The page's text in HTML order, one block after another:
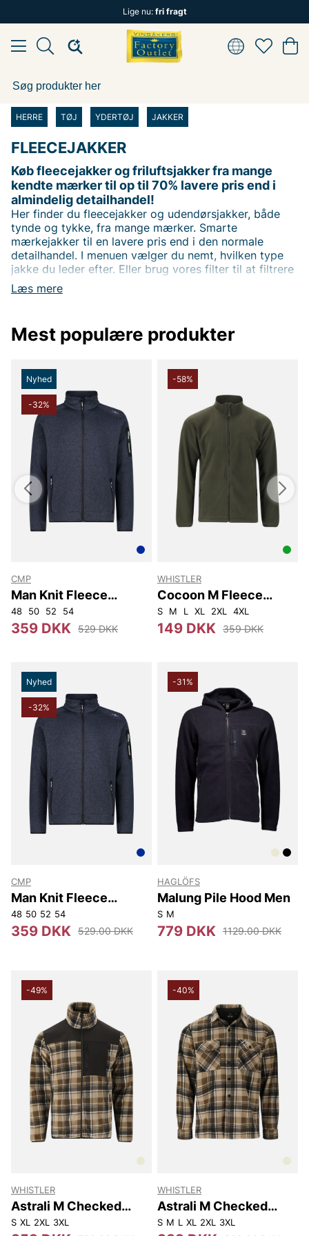
Lige nu: fri fragt
HERRE TØJ YDERTØJ JAKKER
FLEECEJAKKER
Læs mere
Køb fleecejakker og friluftsjakker fra mange
kendte mærker til op til 70% lavere pris end i
almindelig detailhandel!
Her finder du fleecejakker og udendørsjakker, både
tynde og tykke, fra mange mærker. Smarte
mærkejakker til en lavere pris end i den normale
detailhandel. I menuen vælger du nemt, hvilken type
jakke du leder efter. Eller brug vores filter til at filtrere
efter dit favoritmærke. Du kan også filtrere efter pris
for at finde varer til den bedste pris!
Outlet AB
Mest populære produkter
Nyhed
-32%
CMP
Man Knit Fleece
Jacket.
48 50 52 54
359 DKK 529 DKK
-58%
WHISTLER
Cocoon M Fleece
Jacket.
S M L XL 2XL 4XL
149 DKK 359 DKK
Nyhed
-32%
CMP
Man Knit Fleece
Jacket.
48 50 52 54
359 DKK 529.00 DKK
-31%
HAGLÖFS
Malung Pile Hood Men
S M
779 DKK 1129.00 DKK
-49%
WHISTLER
Astrali M Checked
Fleece Jacket
S XL 2XL 3XL
-40%
WHISTLER
Astrali M Checked
Fleece Shirt
S M L XL 2XL 3XL